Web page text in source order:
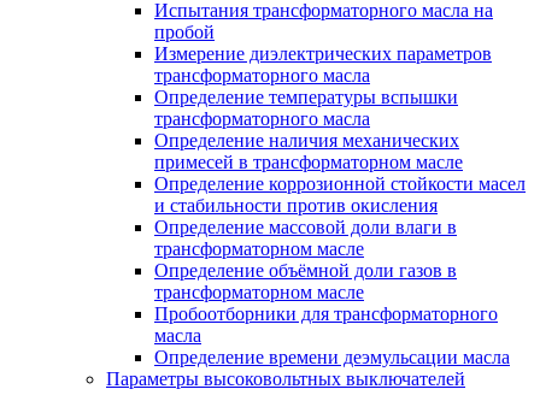
Испытания трансформаторного масла на
пробой
Измерение диэлектрических параметров
трансформаторного масла
Определение температуры вспышки
трансформаторного масла
Определение наличия механических
примесей в трансформаторном масле
Определение коррозионной стойкости масел
и стабильности против окисления
Определение массовой доли влаги в
трансформаторном масле
Определение объёмной доли газов в
трансформаторном масле
Пробоотборники для трансформаторного
масла
Определение времени деэмульсации масла
Параметры высоковольтных выключателей